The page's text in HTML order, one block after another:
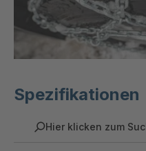
Spezifikationen
Hier klicken zum